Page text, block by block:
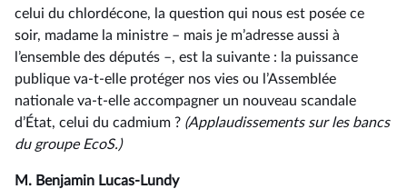
celui du chlordécone, la question qui nous est posée ce
soir, madame la ministre –⁠ mais je m’adresse aussi à
l’ensemble des députés –, est la suivante : la puissance
publique va-t-elle protéger nos vies ou l’Assemblée
nationale va-t-elle accompagner un nouveau scandale
d’État, celui du cadmium ? (Applaudissements sur les bancs
du groupe EcoS.)
M. Benjamin Lucas-Lundy